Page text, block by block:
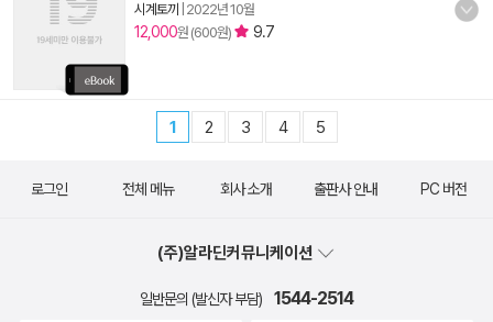
시계토끼
2022년 10월
12,000원 (600원) 9.7
1 2 3 4 5
로그인 전체 메뉴 회사 소개 출판사 안내 PC 버전
(주)알라딘커뮤니케이션
일반문의 (발신자 부담) 1544-2514